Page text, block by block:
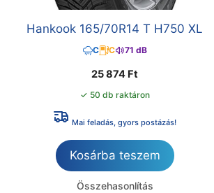
Hankook 165/70R14 T H750 XL
C C 71 dB
25 874 Ft
✓ 50 db raktáron
Mai feladás, gyors postázás!
Kosárba teszem
Összehasonlítás